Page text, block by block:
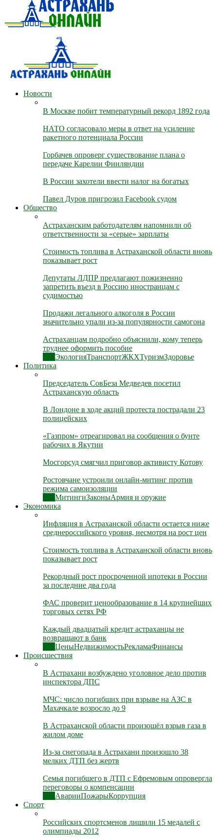
Новости
В Москве побит температурный рекорд 1892 года
НАТО согласовало меры в ответ на усиление
ракетного потенциала России
Горбачев опроверг существование плана о
передаче Карелии Финляндии
В России захотели ввести налог на богатых
Павел Дуров пригрозил Facebook судом
Общество
Астраханским работодателям напомнили об
ответственности за «серые» зарплаты
Стоимость топлива в Астраханской области вновь
показывает рост
Депутаты ЛДПР предлагают пожизненно
запретить въезд в Россию иностранцам с
судимостью
Продажи легального алкоголя в России
значительно упали из-за популярности самогона
Астраханцам подробно объяснили, кому теперь
труднее оформить пособие
ЭкологияТранспортЖКХТуризмЗдоровье
Политика
Председатель СовБеза Медведев посетил
Астраханскую область
В Лондоне в ходе акций протеста пострадали 23
полицейских
«Газпром» отреагировал на сообщения о бунте
рабочих в Якутии
Мосгорсуд смягчил приговор активисту Котову
Ростовчане устроили онлайн-митинг против
режима самоизоляции
МитингиЗаконыАрмия и оружие
Экономика
Инфляция в Астраханской области остается ниже
среднероссийского уровня, несмотря на рост цен
Стоимость топлива в Астраханской области вновь
показывает рост
Рекордный рост просроченной ипотеки в России
за последние два года
ФАС проверит ценообразование в 14 крупнейших
торговых сетях РФ
Каждый двадцатый кредит астраханцы не
возвращают в банк
ЦеныНедвижимостьРекламаФинансы
Происшествия
В Астрахани возбуждено уголовное дело против
инспектора ДПС
МЧС: число погибших при взрыве на АЗС в
Махачкале возросло до 9
В Астраханской области произошёл взрыв газа в
жилом доме
Из-за снегопада в Астрахани произошло 38
мелких ДТП без жертв
Семья погибшего в ДТП с Ефремовым опровергла
переговоры о компенсации
АварииПожарыКоррупция
Спорт
Российских спортсменов лишили 15 медалей с
олимпиады 2012